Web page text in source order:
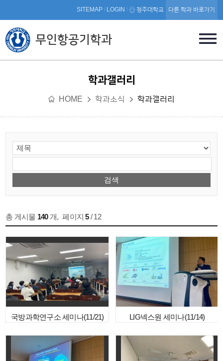
본문 바로가기
무인항공기학과
SITEMAP LOGIN 청주대학교 다른 학과 바로가기
학과갤러리
HOME 학과소식 학과갤러리
총 게시물 140개, 페이지5/ 12
국방과학연구소 세미나(11/21) LIG넥스원 세미나(11/14)